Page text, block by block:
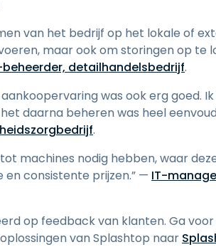
van het bedrijf op het lokale of
maar ook om storingen op te
beheerder, detailhandelsbedrijf.
was ook erg goed.
daarna beheren was heel
.
machines nodig hebben, waar
consistente prijzen.” — IT-
op feedback van klanten. Ga
van Splashtop naar